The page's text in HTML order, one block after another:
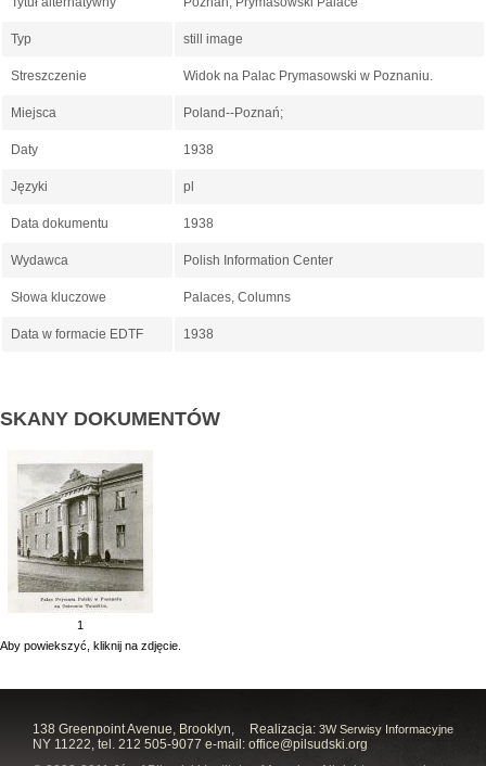
Typ still image
Streszczenie Widok na Palac Prymasowski w Poznaniu.
Miejsca Poland--Poznań;
Daty 1938
Języki pl
Data dokumentu 1938
Wydawca Polish Information Center
Słowa kluczowe Palaces, Columns
Data w formacie EDTF 1938
SKANY DOKUMENTÓW
1
Aby powiekszyć, kliknij na zdjęcie.
Realizacja: 3W Serwisy Informacyjne
138 Greenpoint Avenue, Brooklyn,
NY 11222, tel. 212 505-9077 e-mail: office@pilsudski.org